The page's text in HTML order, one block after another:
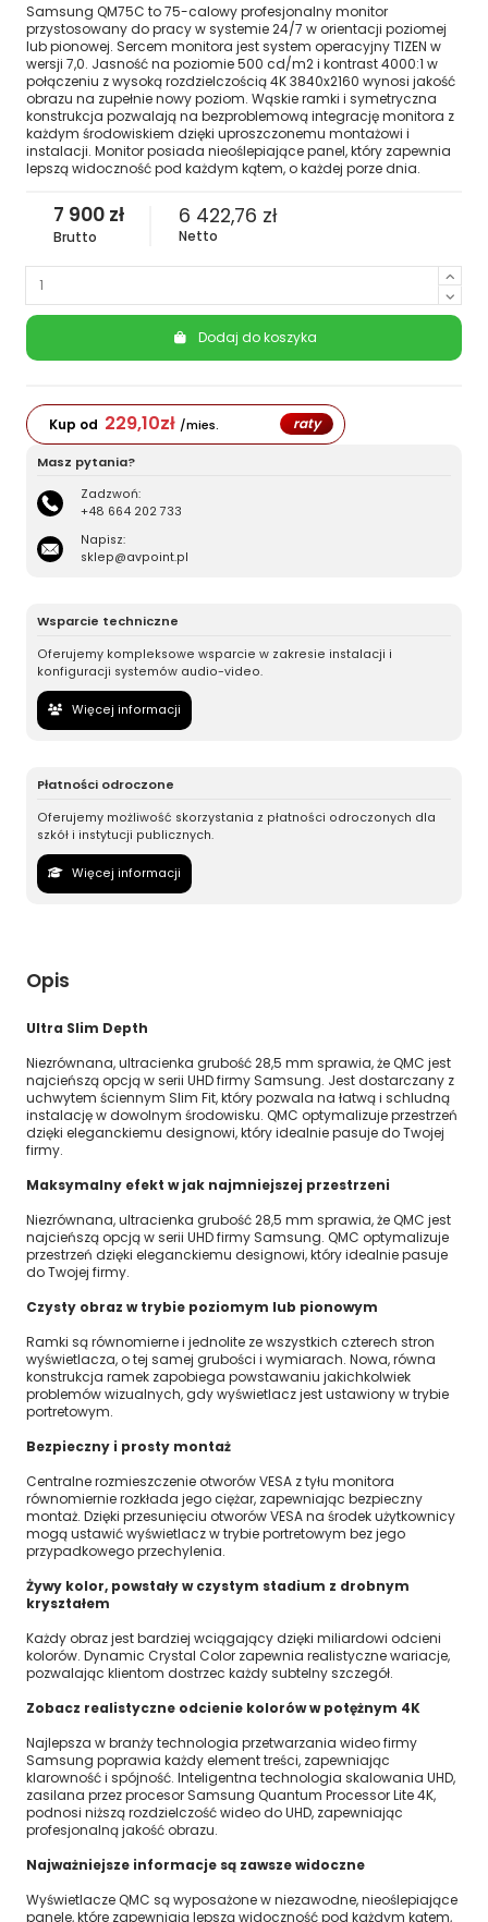
Samsung QM75C to 75-calowy profesjonalny monitor
przystosowany do pracy w systemie 24/7 w orientacji poziomej
lub pionowej. Sercem monitora jest system operacyjny TIZEN w
wersji 7,0. Jasność na poziomie 500 cd/m2 i kontrast 4000:1 w
połączeniu z wysoką rozdzielczością 4K 3840x2160 wynosi jakość
obrazu na zupełnie nowy poziom. Wąskie ramki i symetryczna
konstrukcja pozwalają na bezproblemową integrację monitora z
każdym środowiskiem dzięki uproszczonemu montażowi i
instalacji. Monitor posiada nieoślepiające panel, który zapewnia
lepszą widoczność pod każdym kątem, o każdej porze dnia.
7 900 zł
Brutto
6 422,76 zł
Netto
Dodaj do koszyka
Kup od 229,10zł /mies. raty
Masz pytania?
Zadzwoń:
+48 664 202 733
Napisz:
sklep@avpoint.pl
Wsparcie techniczne
Oferujemy kompleksowe wsparcie w zakresie instalacji i
konfiguracji systemów audio-video.
Więcej informacji
Płatności odroczone
Oferujemy możliwość skorzystania z płatności odroczonych dla
szkół i instytucji publicznych.
Więcej informacji
Opis
Ultra Slim Depth
Niezrównana, ultracienka grubość 28,5 mm sprawia, że QMC jest
najcieńszą opcją w serii UHD firmy Samsung. Jest dostarczany z
uchwytem ściennym Slim Fit, który pozwala na łatwą i schludną
instalację w dowolnym środowisku. QMC optymalizuje przestrzeń
dzięki eleganckiemu designowi, który idealnie pasuje do Twojej
firmy.
Maksymalny efekt w jak najmniejszej przestrzeni
Niezrównana, ultracienka grubość 28,5 mm sprawia, że QMC jest
najcieńszą opcją w serii UHD firmy Samsung. QMC optymalizuje
przestrzeń dzięki eleganckiemu designowi, który idealnie pasuje
do Twojej firmy.
Czysty obraz w trybie poziomym lub pionowym
Ramki są równomierne i jednolite ze wszystkich czterech stron
wyświetlacza, o tej samej grubości i wymiarach. Nowa, równa
konstrukcja ramek zapobiega powstawaniu jakichkolwiek
problemów wizualnych, gdy wyświetlacz jest ustawiony w trybie
portretowym.
Bezpieczny i prosty montaż
Centralne rozmieszczenie otworów VESA z tyłu monitora
równomiernie rozkłada jego ciężar, zapewniając bezpieczny
montaż. Dzięki przesunięciu otworów VESA na środek użytkownicy
mogą ustawić wyświetlacz w trybie portretowym bez jego
przypadkowego przechylenia.
Żywy kolor, powstały w czystym stadium z drobnym
kryształem
Każdy obraz jest bardziej wciągający dzięki miliardowi odcieni
kolorów. Dynamic Crystal Color zapewnia realistyczne wariacje,
pozwalając klientom dostrzec każdy subtelny szczegół.
Zobacz realistyczne odcienie kolorów w potężnym 4K
Najlepsza w branży technologia przetwarzania wideo firmy
Samsung poprawia każdy element treści, zapewniając
klarowność i spójność. Inteligentna technologia skalowania UHD,
zasilana przez procesor Samsung Quantum Processor Lite 4K,
podnosi niższą rozdzielczość wideo do UHD, zapewniając
profesjonalną jakość obrazu.
Najważniejsze informacje są zawsze widoczne
Wyświetlacze QMC są wyposażone w niezawodne, nieoślepiające
panele, które zapewniają lepszą widoczność pod każdym kątem,